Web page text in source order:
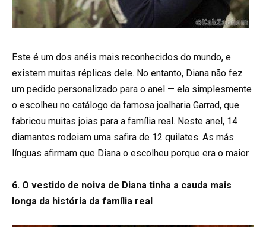
Este é um dos anéis mais reconhecidos do mundo, e
existem muitas réplicas dele. No entanto, Diana não fez
um pedido personalizado para o anel — ela simplesmente
o escolheu no catálogo da famosa joalharia Garrad, que
fabricou muitas joias para a família real. Neste anel, 14
diamantes rodeiam uma safira de 12 quilates. As más
línguas afirmam que Diana o escolheu porque era o maior.
6. O vestido de noiva de Diana tinha a cauda mais
longa da história da família real